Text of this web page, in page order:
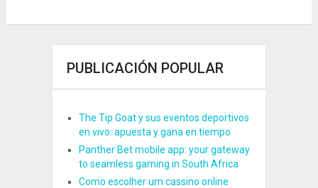
PUBLICACIÓN POPULAR
The Tip Goat y sus eventos deportivos
en vivo: apuesta y gana en tiempo
Panther Bet mobile app: your gateway
to seamless gaming in South Africa
Como escolher um cassino online